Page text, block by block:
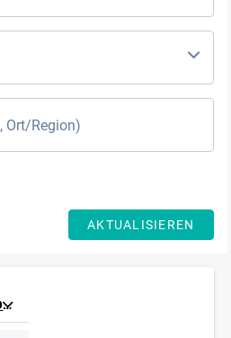
AKTUALISIEREN
STANDORT